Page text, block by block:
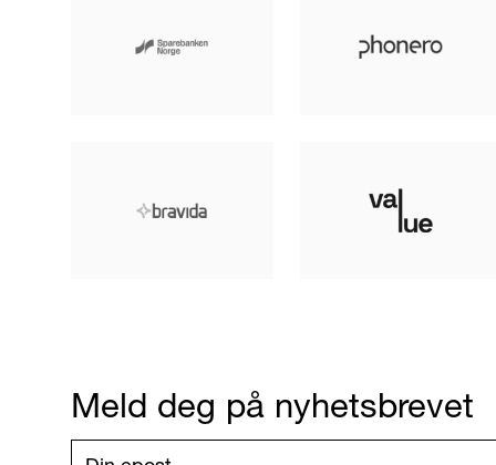
Meld deg på nyhetsbrevet